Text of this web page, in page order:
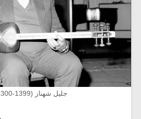
جلیل شهناز (1399-1300)